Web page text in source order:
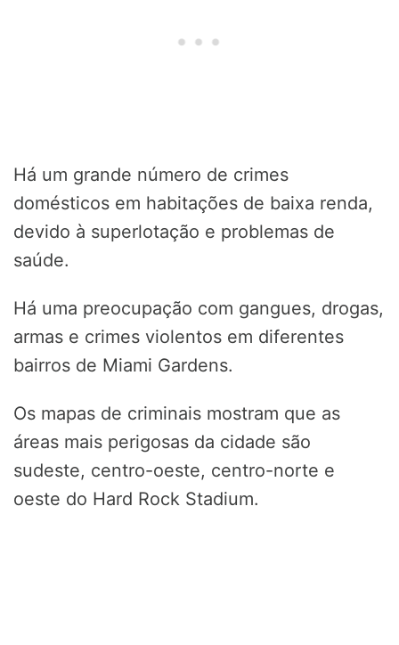
Há um grande número de crimes
domésticos em habitações de baixa renda,
devido à superlotação e problemas de
saúde.
Há uma preocupação com gangues, drogas,
armas e crimes violentos em diferentes
bairros de Miami Gardens.
Os mapas de criminais mostram que as
áreas mais perigosas da cidade são
sudeste, centro-oeste, centro-norte e
oeste do Hard Rock Stadium.